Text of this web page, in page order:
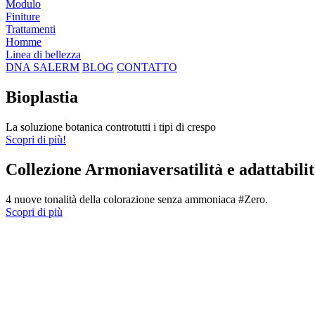
Modulo
Finiture
Trattamenti
Homme
Linea di bellezza
DNA SALERM BLOG CONTATTO
Bioplastia
La soluzione botanica controtutti i tipi di crespo
Scopri di più!
Collezione Armoniaversatilità e
4 nuove tonalità della colorazione senza ammoniaca #Zero.
Scopri di più